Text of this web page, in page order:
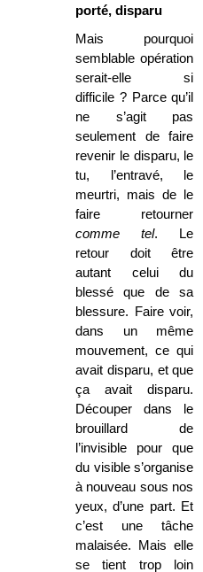
porté, disparu
Mais pourquoi
semblable opération
serait-elle si
difficile ? Parce qu’il
ne s’agit pas
seulement de faire
revenir le disparu, le
tu, l’entravé, le
meurtri, mais de le
faire retourner
comme
tel. Le
retour doit être
autant celui du
blessé que de sa
blessure. Faire voir,
dans un même
mouvement, ce qui
avait disparu, et que
ça avait disparu.
Découper dans le
brouillard de
l’invisible pour que
du visible s’organise
à nouveau sous nos
yeux, d’une part. Et
c’est une tâche
malaisée. Mais elle
se tient trop loin